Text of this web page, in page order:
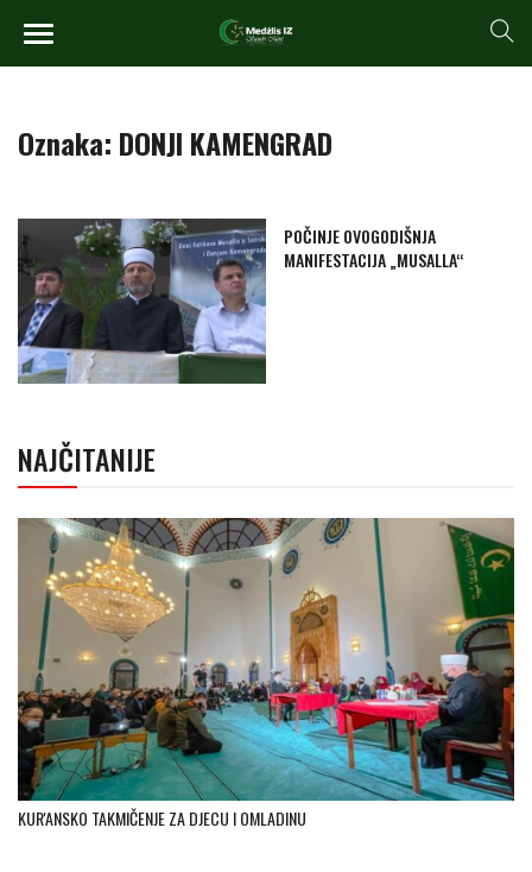
Oznaka: DONJI KAMENGRAD
POČINJE OVOGODIŠNJA
MANIFESTACIJA „MUSALLA“
NAJČITANIJE
KUR'ANSKO TAKMIČENJE ZA DJECU I OMLADINU